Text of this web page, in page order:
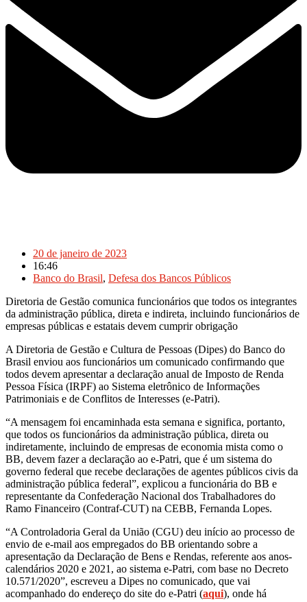
20 de janeiro de 2023
16:46
Banco do Brasil, Defesa dos Bancos Públicos
Diretoria de Gestão comunica funcionários que todos os integrantes
da administração pública, direta e indireta, incluindo funcionários de
empresas públicas e estatais devem cumprir obrigação
A Diretoria de Gestão e Cultura de Pessoas (Dipes) do Banco do
Brasil enviou aos funcionários um comunicado confirmando que
todos devem apresentar a declaração anual de Imposto de Renda
Pessoa Física (IRPF) ao Sistema eletrônico de Informações
Patrimoniais e de Conflitos de Interesses (e-Patri).
“A mensagem foi encaminhada esta semana e significa, portanto,
que todos os funcionários da administração pública, direta ou
indiretamente, incluindo de empresas de economia mista como o
BB, devem fazer a declaração ao e-Patri, que é um sistema do
governo federal que recebe declarações de agentes públicos civis da
administração pública federal”, explicou a funcionária do BB e
representante da Confederação Nacional dos Trabalhadores do
Ramo Financeiro (Contraf-CUT) na CEBB, Fernanda Lopes.
“A Controladoria Geral da União (CGU) deu início ao processo de
envio de e-mail aos empregados do BB orientando sobre a
apresentação da Declaração de Bens e Rendas, referente aos anos-
calendários 2020 e 2021, ao sistema e-Patri, com base no Decreto
10.571/2020”, escreveu a Dipes no comunicado, que vai
acompanhado do endereço do site do e-Patri (aqui), onde há